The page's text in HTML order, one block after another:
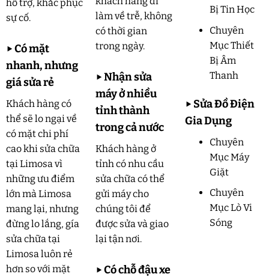
hỗ trợ, khắc phục
sự cố.
▶Có mặt
nhanh, nhưng
giá sửa rẻ
Khách hàng có
thể sẽ lo ngại về
có mặt chi phí
cao khi sửa chữa
tại Limosa vì
những ưu điểm
lớn mà Limosa
mang lại, nhưng
đừng lo lắng, gía
sửa chữa tại
Limosa luôn rẻ
hơn so với mặt
làm về trễ, không
có thời gian
trong ngày.
▶Nhận sửa
máy ở nhiều
tỉnh thành
trong cả nước
Khách hàng ở
tỉnh có nhu cầu
sửa chữa có thể
gửi máy cho
chúng tôi để
được sửa và giao
lại tận nơi.
▶Có chỗ đậu xe
Bị Tin Học
Chuyên
Mục Thiết
Bị Âm
Thanh
▶ Sửa Đồ Điện
Gia Dụng
Chuyên
Mục Máy
Giặt
Chuyên
Mục Lò Vi
Sóng